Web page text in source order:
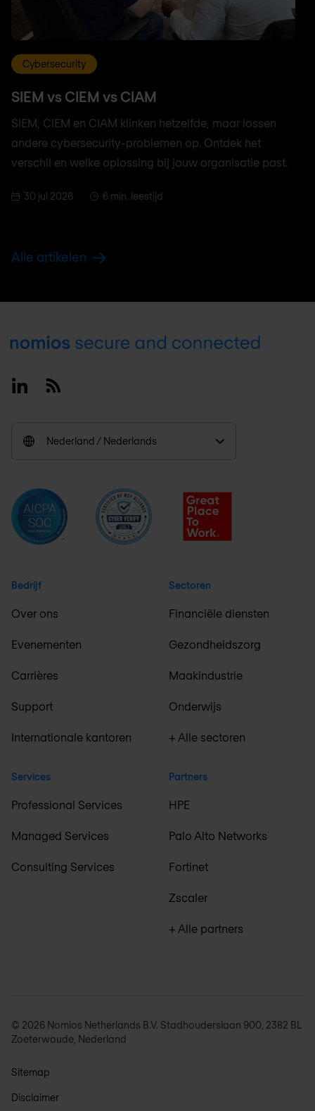
Cybersecurity
SIEM vs CIEM vs CIAM
SIEM, CIEM en CIAM klinken hetzelfde, maar lossen
andere cybersecurity-problemen op. Ontdek het
verschil en welke oplossing bij jouw organisatie past.
30 jul 2026 6 min. leestijd
Alle artikelen
Footer
LinkedinRSS
Nederland / Nederlands
Bedrijf
Over ons
Evenementen
Carrières
Support
Internationale kantoren
Services
Professional Services
Managed Services
Consulting Services
Sectoren
Financiële diensten
Gezondheidszorg
Maakindustrie
Onderwijs
+ Alle sectoren
Partners
HPE
Palo Alto Networks
Fortinet
Zscaler
+ Alle partners
© 2026 Nomios Netherlands B.V. Stadhouderslaan 900, 2382 BL
Zoeterwoude, Nederland
Sitemap
Disclaimer